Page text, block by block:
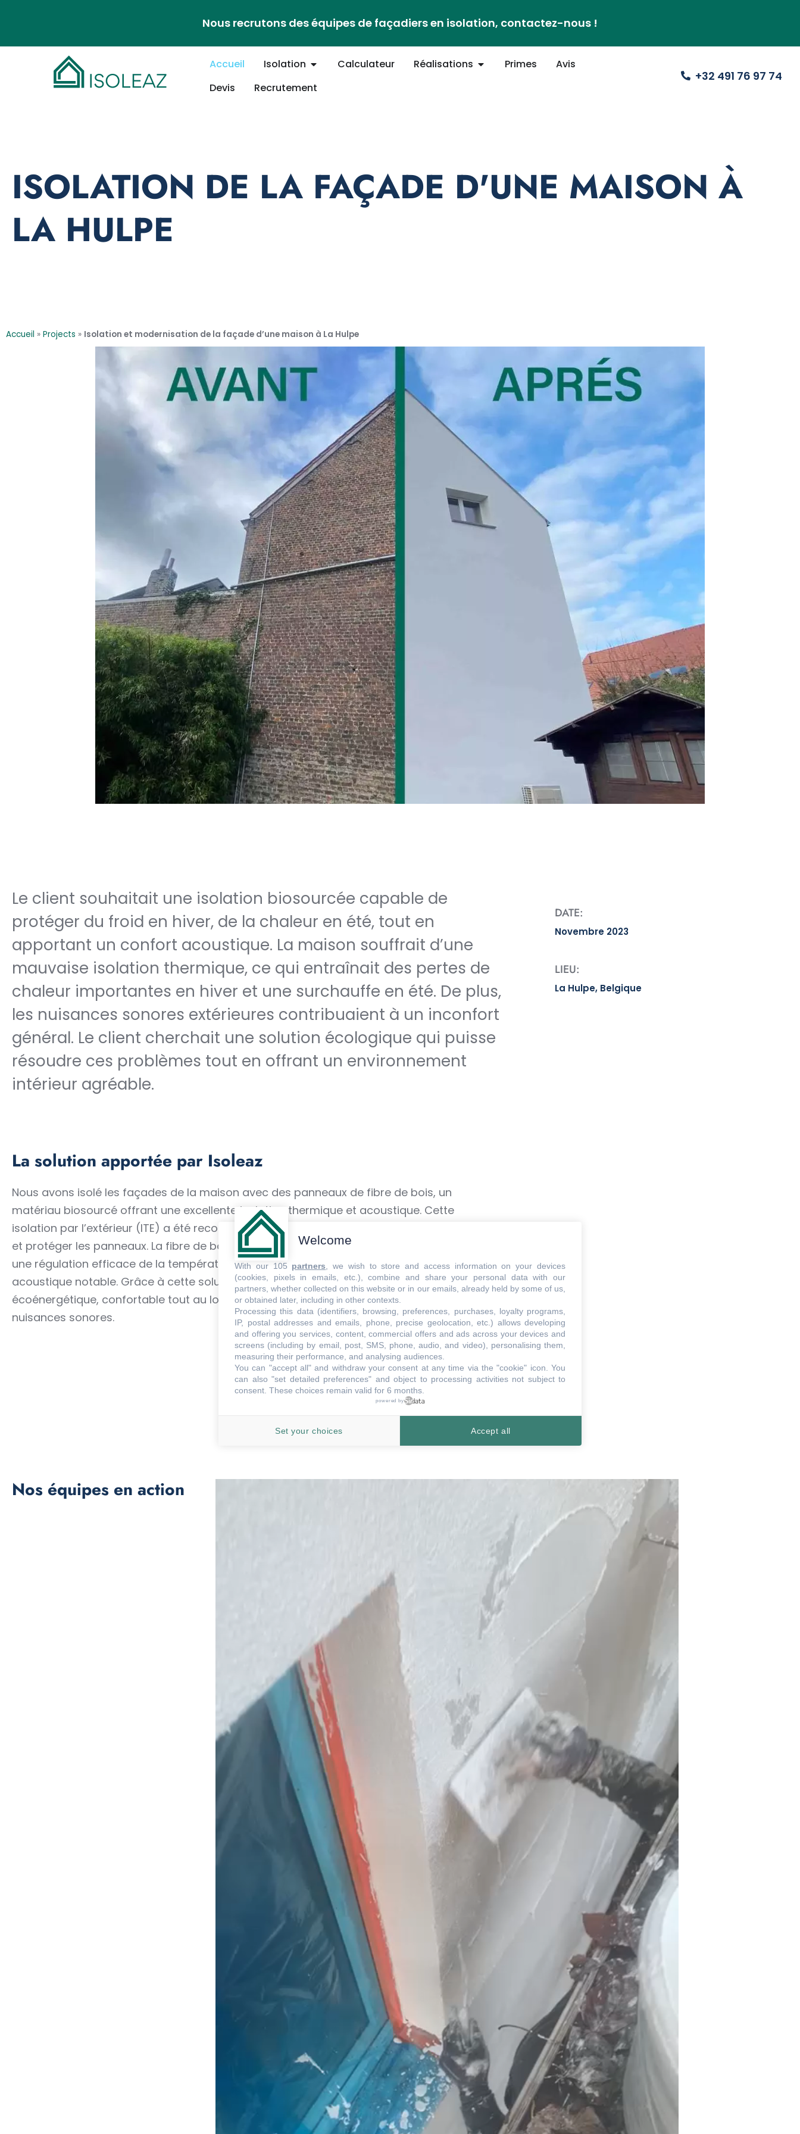
Nous recrutons des équipes de façadiers en isolation, contactez-nous !
Accueil Isolation Calculateur Réalisations Primes
Avis
Devis
Recrutement
+32 491 76 97 74
ISOLATION DE LA FAÇADE D'UNE MAISON À
LA HULPE
Accueil » Projects » Isolation et modernisation de la façade d’une maison à La Hulpe
Le client souhaitait une isolation biosourcée capable de
protéger du froid en hiver, de la chaleur en été, tout en
apportant un confort acoustique. La maison souffrait d’une
mauvaise isolation thermique, ce qui entraînait des pertes de
chaleur importantes en hiver et une surchauffe en été. De plus,
les nuisances sonores extérieures contribuaient à un inconfort
général. Le client cherchait une solution écologique qui puisse
résoudre ces problèmes tout en offrant un environnement
intérieur agréable.
La solution apportée par Isoleaz
Nous avons isolé les façades de la maison avec des panneaux de fibre de bois, un
matériau biosourcé offrant une excellente isolation thermique et acoustique. Cette
isolation par l’extérieur (ITE) a été recouverte d’un crépi pour assurer une finition esthétique
et protéger les panneaux. La fibre de bois, en tant que matériau naturel et respirant, permet
une régulation efficace de la température intérieure tout en apportant un confort
acoustique notable. Grâce à cette solution, le client bénéficie désormais d’une maison
écoénergétique, confortable tout au long de l’année, et d’une réduction significative des
nuisances sonores.
DATE:
Novembre 2023
LIEU:
La Hulpe, Belgique
Nos équipes en action
Welcome
With our 105 partners , we wish to store and access information on your devices
(cookies, pixels in emails, etc.), combine and share your personal data with our
partners, whether collected on this website or in our emails, already held by some of us,
or obtained later, including in other contexts.
Processing this data (identifiers, browsing, preferences, purchases, loyalty programs,
IP, postal addresses and emails, phone, precise geolocation, etc.) allows developing
and offering you services, content, commercial offers and ads across your devices and
screens (including by email, post, SMS, phone, audio, and video), personalising them,
measuring their performance, and analysing audiences.
You can "accept all" and withdraw your consent at any time via the "cookie" icon . You
can also "set detailed preferences" and object to processing activities not subject to
consent. These choices remain valid for 6 months.
powered by
Set your choices Accept all